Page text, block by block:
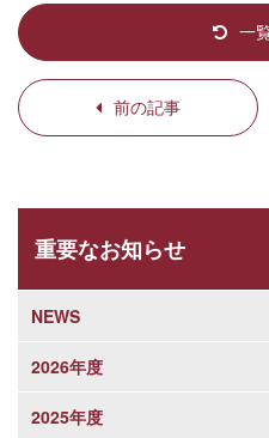
前の記事
一
重要なお知らせ
NEWS
2026年度
2025年度